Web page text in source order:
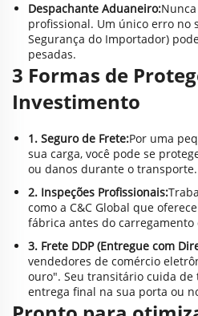
Despachante Aduaneiro:
profissional. Um único erro no
Segurança do Importador)
pesadas.
3 Formas de
Investimento
1. Seguro de Frete:Por uma
sua carga, você pode se
ou danos durante o transporte.
2. Inspeções Profissionais:
como a C&C Global que
fábrica antes do carregamento
3. Frete DDP (Entregue com
vendedores de comércio
ouro". Seu transitário cuida
entrega final na sua porta ou